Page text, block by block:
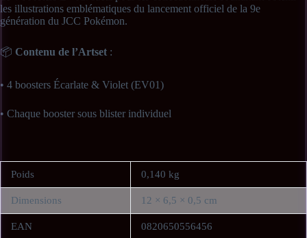
les illustrations emblématiques du lancement officiel de la 9e
génération du JCC Pokémon.
📦 Contenu de l’Artset :
• 4 boosters Écarlate & Violet (EV01)
• Chaque booster sous blister individuel
• Langue : Français
• Date de sortie : 31 mars 2023
• État : Neuf – Produit officiel Pokémon sous blister
Poids 0,140 kg
Dimensions 12 × 6,5 × 0,5 cm
EAN 0820650556456